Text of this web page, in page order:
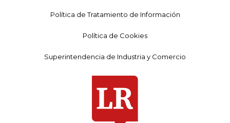
Política de Tratamiento de Información
Política de Cookies
Superintendencia de Industria y Comercio